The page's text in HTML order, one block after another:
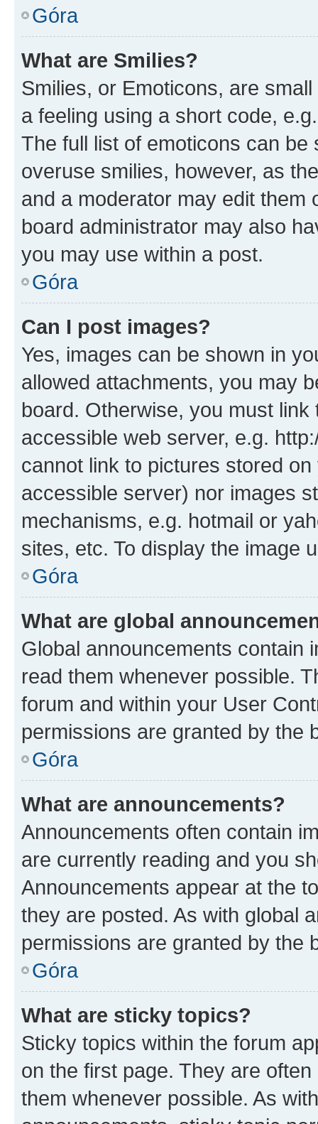
Góra
What are Smilies?
Smilies, or Emoticons, are
a feeling using a short code,
The full list of emoticons can
overuse smilies, however, as
and a moderator may edit them
board administrator may also
you may use within a post.
Góra
Can I post images?
Yes, images can be shown in
allowed attachments, you may
board. Otherwise, you must
accessible web server, e.g.
cannot link to pictures stored
accessible server) nor images
mechanisms, e.g. hotmail or
sites, etc. To display the image
Góra
What are global
Global announcements contain
read them whenever possible.
forum and within your User
permissions are granted by the
Góra
What are announcements?
Announcements often contain
are currently reading and you
Announcements appear at the
they are posted. As with global
permissions are granted by the
Góra
What are sticky topics?
Sticky topics within the forum
on the first page. They are
them whenever possible. As